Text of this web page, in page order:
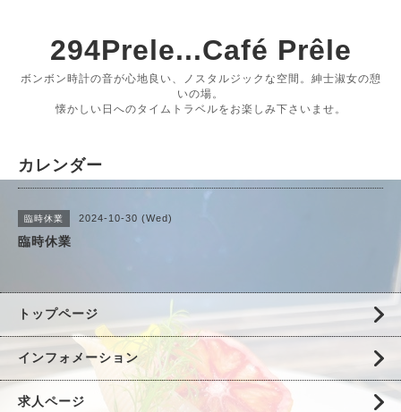
294Prele...Café Prêle
ボンボン時計の音が心地良い、ノスタルジックな空間。紳士淑女の憩
いの場。
懐かしい日へのタイムトラベルをお楽しみ下さいませ。
カレンダー
臨時休業 2024-10-30 (Wed)
臨時休業
トップページ
インフォメーション
求人ページ